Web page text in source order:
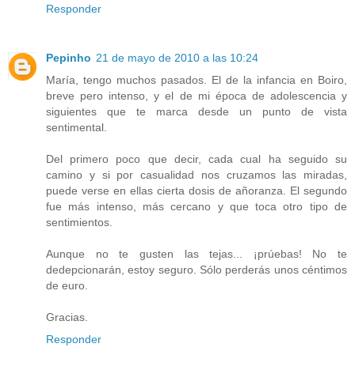
Responder
Pepinho 21 de mayo de 2010 a las 10:24
María, tengo muchos pasados. El de la infancia en Boiro,
breve pero intenso, y el de mi época de adolescencia y
siguientes que te marca desde un punto de vista
sentimental.
Del primero poco que decir, cada cual ha seguido su
camino y si por casualidad nos cruzamos las miradas,
puede verse en ellas cierta dosis de añoranza. El segundo
fue más intenso, más cercano y que toca otro tipo de
sentimientos.
Aunque no te gusten las tejas... ¡prúebas! No te
dedepcionarán, estoy seguro. Sólo perderás unos céntimos
de euro.
Gracias.
Responder